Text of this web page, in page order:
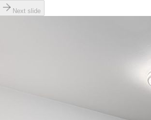
Next slide